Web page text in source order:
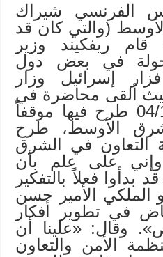
الفرنسي شيراك
(والتي كان قد
ريفكيند وزير
بجولة في بعض دول
إسرائيل وزار
ألقى محاضرة في
أبو ظبي في 04/11/96 طرح فيها موقفاً
الأوسط، طرح
التعاون في الشرق
على علم بأن
فعلاً بالتفكير
الملكي الأمير حسن
في تطوير أفكار
وقال: «علينا أن
الأمن والتعاون